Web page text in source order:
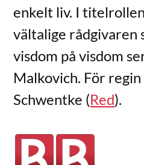
enkelt liv. I
vältalige rådgivaren
visdom på visdom
Malkovich. För
Schwentke (Red).